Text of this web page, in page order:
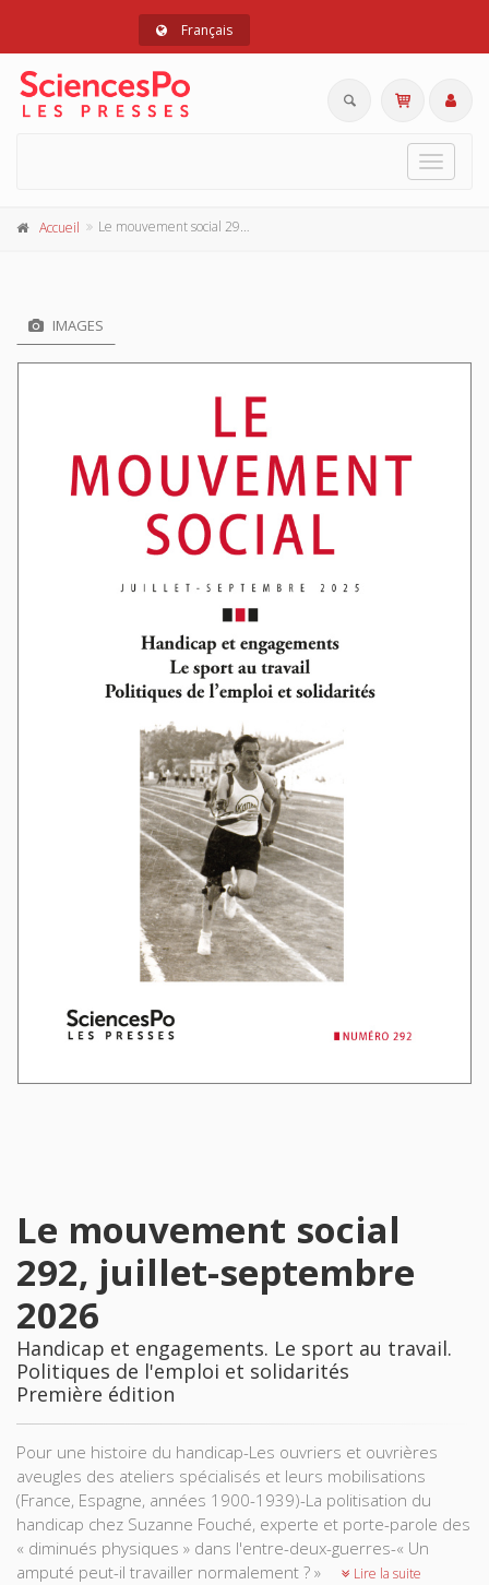
Français
Toggle
Accueil Le mouvement social 292, juillet-septembre 2026
IMAGES
Le mouvement social
292, juillet-septembre
2026
Handicap et engagements. Le sport au travail.
Politiques de l'emploi et solidarités
Première édition
Pour une histoire du handicap-Les ouvriers et ouvrières
aveugles des ateliers spécialisés et leurs mobilisations
(France, Espagne, années 1900-1939)-La politisation du
handicap chez Suzanne Fouché, experte et porte-parole des
« diminués physiques » dans l'entre-deux-guerres-« Un
amputé peut-il travailler normalement ? »
Lire la suite